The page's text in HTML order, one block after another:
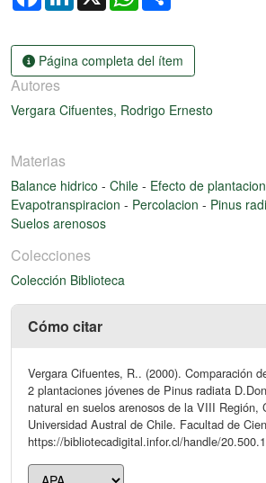
Página completa del ítem
Autores
Vergara Cifuentes, Rodrigo Ernesto
Materias
Balance hidrico - Chile - Efecto de
Evapotranspiracion - Percolacion - Pinus
Suelos arenosos
Colecciones
Colección Biblioteca
Cómo citar
Vergara Cifuentes, R.. (2000). Comparación
2 plantaciones jóvenes de Pinus radiata
natural en suelos arenosos de la VIII Región,
Universidad Austral de Chile. Facultad de
https://bibliotecadigital.infor.cl/handle/